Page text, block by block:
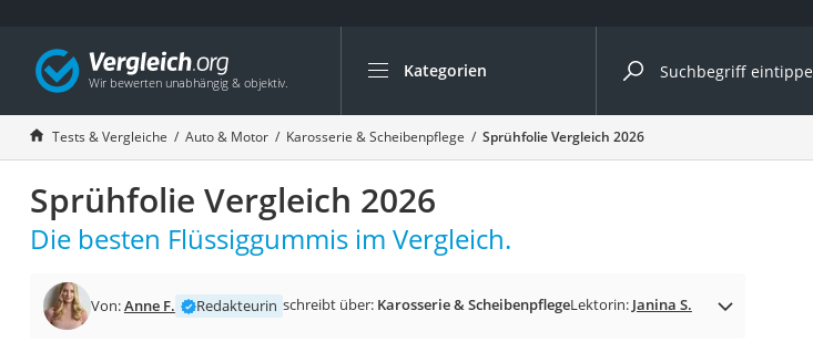
Kategorien
Die beliebtesten Vergleiche nach Kategorie
Auto & Motor
Fahrradträger-Anhängerkupplung (4 Fahrräder)
Fahrradträger
Fahrradträger (Anhängerkupplung)
Fahrradträger 3 Fahrräder
Benzinkanister (20 l)
Tests & Vergleiche Auto & Motor Karosserie & Scheibenpflege Sprühfolie Vergleich 2026
Sprühfolie Vergleich 2026
Die besten Flüssiggummis im Vergleich.
Von:Anne F. Redakteurin schreibt über: Karosserie & ScheibenpflegeLektorin: Janina S.